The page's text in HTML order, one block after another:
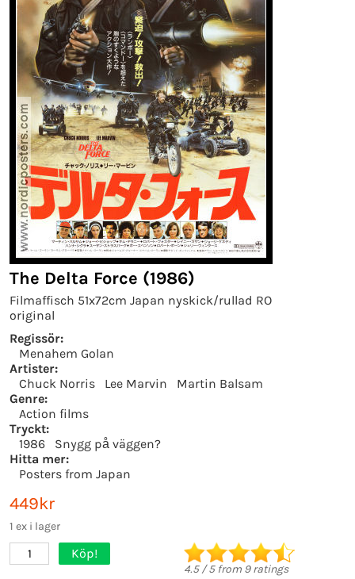
The Delta Force (1986)
Filmaffisch 51x72cm Japan nyskick/rullad RO
original
Regissör:
Menahem Golan
Artister:
Chuck Norris
Lee Marvin
Martin Balsam
Genre:
Action films
Tryckt:
1986
Snygg på väggen?
Hitta mer:
Posters from Japan
449kr
1 ex i lager
1 Köp!
4.5/5from 9ratings